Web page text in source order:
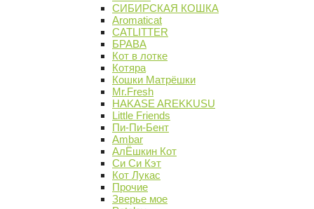
СИБИРСКАЯ КОШКА
Aromaticat
CATLITTER
БРАВА
Кот в лотке
Котяра
Кошки Матрёшки
Mr.Fresh
HAKASE AREKKUSU
Little Friends
Пи-Пи-Бент
Ambar
АлЁшкин Кот
Си Си Кэт
Кот Лукас
Прочие
Зверье мое